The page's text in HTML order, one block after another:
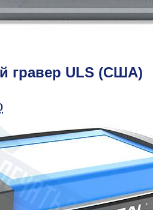
гравер ULS (США)